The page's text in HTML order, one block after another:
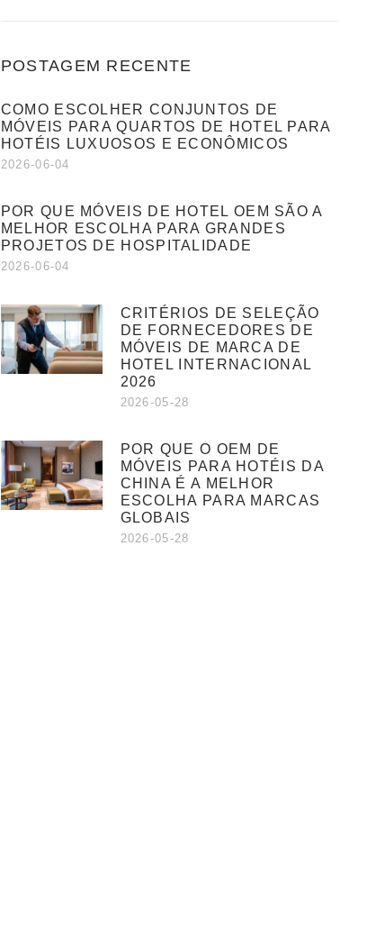
POSTAGEM RECENTE
COMO ESCOLHER CONJUNTOS DE
MÓVEIS PARA QUARTOS DE HOTEL PARA
HOTÉIS LUXUOSOS E ECONÔMICOS
2026-06-04
POR QUE MÓVEIS DE HOTEL OEM SÃO A
MELHOR ESCOLHA PARA GRANDES
PROJETOS DE HOSPITALIDADE
2026-06-04
CRITÉRIOS DE SELEÇÃO
DE FORNECEDORES DE
MÓVEIS DE MARCA DE
HOTEL INTERNACIONAL
2026
2026-05-28
POR QUE O OEM DE
MÓVEIS PARA HOTÉIS DA
CHINA É A MELHOR
ESCOLHA PARA MARCAS
GLOBAIS
2026-05-28